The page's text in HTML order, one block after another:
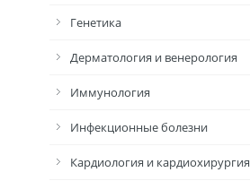
Генетика
Дерматология и венерология
Иммунология
Инфекционные болезни
Кардиология и кардиохирургия